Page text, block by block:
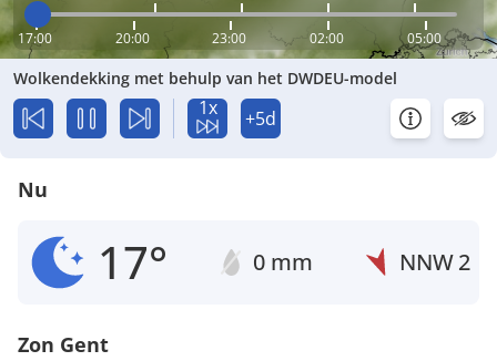
17:00 20:00 23:00 02:00 05:00
Wolkendekking met behulp van het DWDEU-model
1x +5d
Nu
17° 0 mm NNW2
Zon Gent